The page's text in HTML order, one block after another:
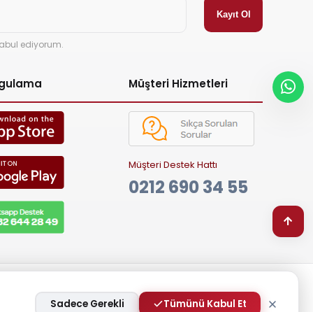
ediyorum.
Müşteri Hizmetleri
Müşteri Destek Hattı
0212 690 34 55
Sadece Gerekli Tümünü Kabul Et